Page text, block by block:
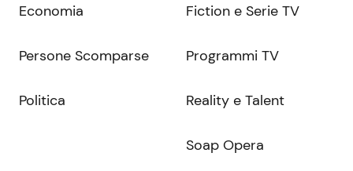
Economia
Persone Scomparse
Politica
Fiction e Serie TV
Programmi TV
Reality e Talent
Soap Opera